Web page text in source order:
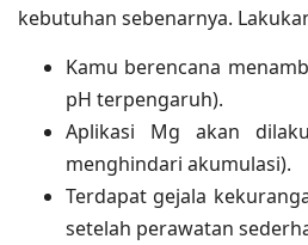
kebutuhan sebenarnya.
Kamu berencana
pH terpengaruh).
Aplikasi Mg akan
menghindari akumulasi).
Terdapat gejala
setelah perawatan